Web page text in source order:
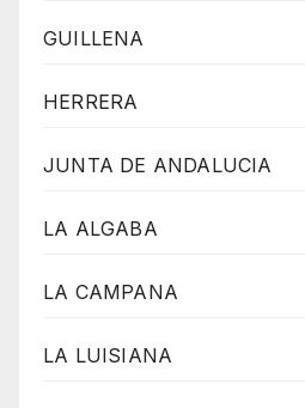
GUILLENA
HERRERA
JUNTA DE ANDALUCIA
LA ALGABA
LA CAMPANA
LA LUISIANA